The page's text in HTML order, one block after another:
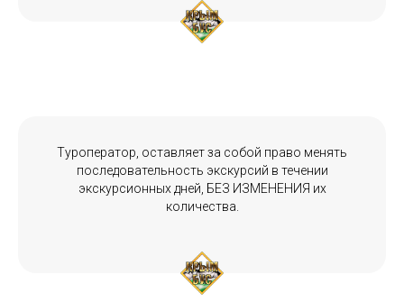
Туроператор, оставляет за собой право менять
последовательность экскурсий в течении
экскурсионных дней, БЕЗ ИЗМЕНЕНИЯ их
количества.